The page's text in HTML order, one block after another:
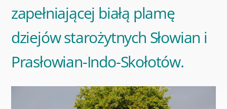
zapełniającej białą plamę
dziejów starożytnych Słowian i
Prasłowian-Indo-Skołotów.